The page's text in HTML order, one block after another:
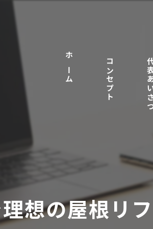
ホーム コンセプト 代表
想の屋根リ